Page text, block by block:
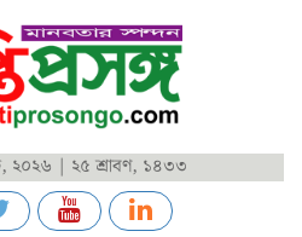
২০২৬ | ২৫ শ্রাবণ, ১৪৩৩